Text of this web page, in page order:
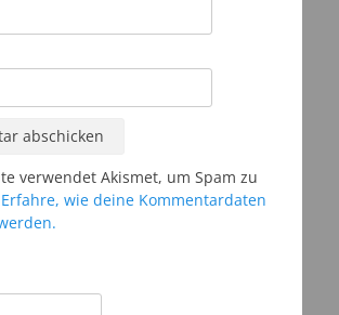
verwendet Akismet, um Spam zu
Erfahre, wie deine Kommentardaten